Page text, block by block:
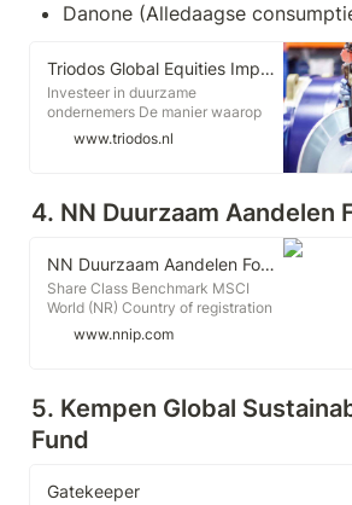
Danone (Alledaagse
Triodos Global Equities Impact Fund | Duurzaam beleggen in aandelen | Triodos Bank
Investeer in duurzame
ondernemers De manier waarop
we beleggen definieert de wereld
leveren aan onze transitiethema's.
We gaan het gesprek aan en dagen
gaan.
www.triodos.nl
4. NN Duurzaam Aandelen
NN Duurzaam Aandelen Fonds / NN Duurzaam Aandelen Fonds
Share Class Benchmark MSCI
World (NR) Country of registration
the Netherlands SFDR
classification article 9: For more
prospectus and our SFDR page on
nnip.com. Read more
www.nnip.com
5. Kempen Global
Fund
Gatekeeper